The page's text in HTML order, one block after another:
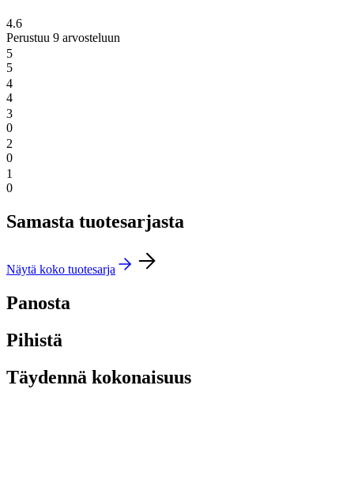
4.6
Perustuu 9 arvosteluun
5
5
4
4
3
0
2
0
1
0
Samasta tuotesarjasta
Näytä koko tuotesarja
Panosta
Pihistä
Täydennä kokonaisuus